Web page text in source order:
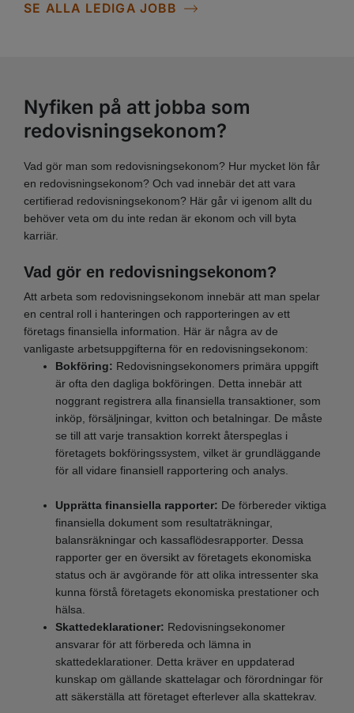
SE ALLA LEDIGA JOBB
Nyfiken på att jobba som
redovisningsekonom?
Vad gör man som redovisningsekonom? Hur mycket lön får
en redovisningsekonom? Och vad innebär det att vara
certifierad redovisningsekonom? Här går vi igenom allt du
behöver veta om du inte redan är ekonom och vill byta
karriär.
Vad gör en redovisningsekonom?
Att arbeta som redovisningsekonom innebär att man spelar
en central roll i hanteringen och rapporteringen av ett
företags finansiella information. Här är några av de
vanligaste arbetsuppgifterna för en redovisningsekonom:
Bokföring: Redovisningsekonomers primära uppgift
är ofta den dagliga bokföringen. Detta innebär att
noggrant registrera alla finansiella transaktioner, som
inköp, försäljningar, kvitton och betalningar. De måste
se till att varje transaktion korrekt återspeglas i
företagets bokföringssystem, vilket är grundläggande
för all vidare finansiell rapportering och analys.
Upprätta finansiella rapporter: De förbereder viktiga
finansiella dokument som resultaträkningar,
balansräkningar och kassaflödesrapporter. Dessa
rapporter ger en översikt av företagets ekonomiska
status och är avgörande för att olika intressenter ska
kunna förstå företagets ekonomiska prestationer och
hälsa.
Skattedeklarationer: Redovisningsekonomer
ansvarar för att förbereda och lämna in
skattedeklarationer. Detta kräver en uppdaterad
kunskap om gällande skattelagar och förordningar för
att säkerställa att företaget efterlever alla skattekrav.